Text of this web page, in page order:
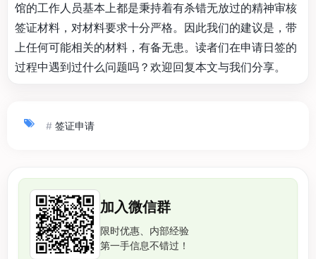
馆的工作人员基本上都是秉持着有杀错无放过的精神审核
签证材料，对材料要求十分严格。因此我们的建议是，带
上任何可能相关的材料，有备无患。读者们在申请日签的
过程中遇到过什么问题吗？欢迎回复本文与我们分享。
# 签证申请
加入微信群
限时优惠、内部经验
第一手信息不错过！